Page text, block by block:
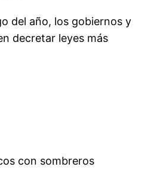
del año, los gobiernos y
decretar leyes más
con sombreros